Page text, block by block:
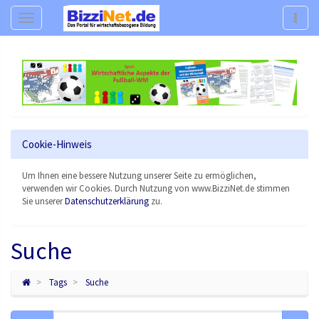
Navigation
Cookie-Hinweis
Um Ihnen eine bessere Nutzung unserer Seite zu ermöglichen,
verwenden wir Cookies. Durch Nutzung von www.BizziNet.de stimmen
Sie unsererDatenschutzerklärung zu.
Suche
Tags Suche